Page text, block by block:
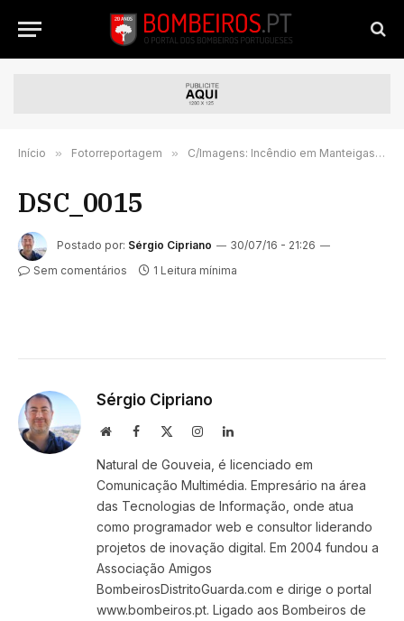
Início » Fotorreportagem » C/Imagens: Incêndio em Manteigas – Serra da Estrela
DSC_0015
Postado por: Sérgio Cipriano
30/07/16 - 21:26
Sem comentários
1 Leitura mínima
Sérgio Cipriano
WebsiteFacebook InstagramLinkedIn
Natural de Gouveia, é licenciado em
Comunicação Multimédia. Empresário na área
das Tecnologias de Informação, onde atua
como programador web e consultor liderando
projetos de inovação digital. Em 2004 fundou a
Associação Amigos
BombeirosDistritoGuarda.com e dirige o portal
www.bombeiros.pt. Ligado aos Bombeiros de